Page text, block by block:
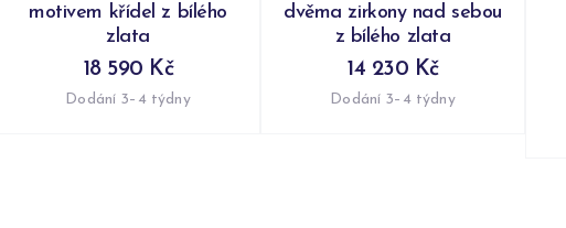
motivem křídel z bílého
zlata
18 590 Kč
Dodání 3–4 týdny
dvěma zirkony nad sebou
z bílého zlata
14 230 Kč
Dodání 3–4 týdny